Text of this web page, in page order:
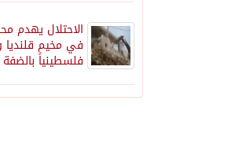
الاحتلال يهدم
فلسطينياً بالضفة